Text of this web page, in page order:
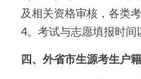
及相关资格审核，各类
4。考试与志愿填报时间
四、外省市生源考生户